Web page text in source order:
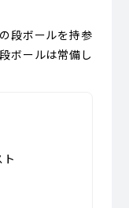
段ボールを持参
ボールは常備し